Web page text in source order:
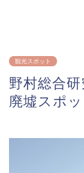
観光スポット
野村総合
廃墟スポ